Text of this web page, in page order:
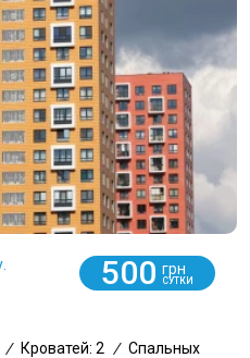
500 грн
СУТКИ
/ Кроватей: 2 / Спальных